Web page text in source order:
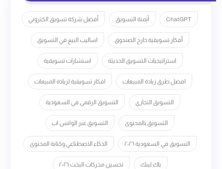
ChatGPT أتمتة التسويق أفضل شركة تسويق الكتروني
أفكار تسويقية خارج الصندوق اساليب البيع في التسويق
استراتيجيات التسويق الحديثة استشارات تسويقية
افضل طرق زيادة المبيعات افكار تسويقية لزيادة المبيعات
التسويق التجاري التسويق الرقمي في السعودية
التسويق بالمحتوى التسويق عبر الواتس اب
التسويق في السعودية ٢٠٢٦ الذكاء الاصطناعي وكتابة المحتوى
باك لينك تحسين محركات البحث ٢٠٢٦